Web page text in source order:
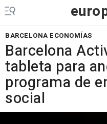
BARCELONA ECONOMÍAS
Barcelona
tableta para
programa de
social